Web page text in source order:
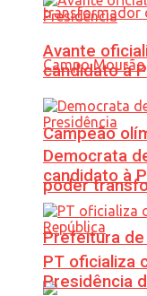
Campeão
poder
Prefeitura
Avante
candidato à
Democrata
candidato à
PT oficializa
Presidência